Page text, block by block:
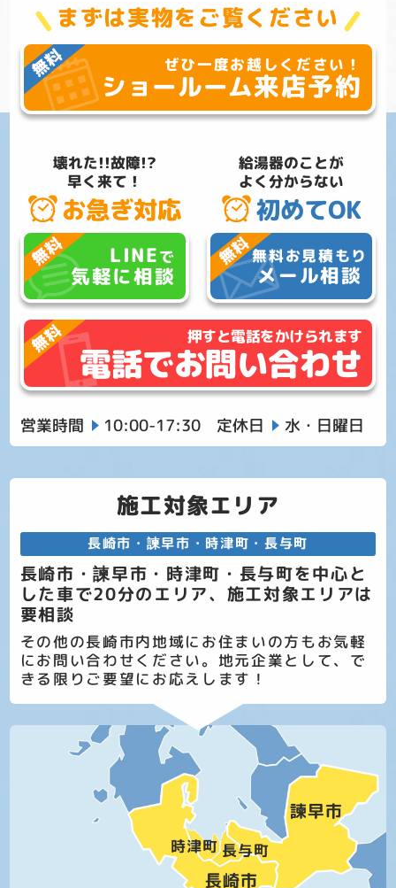
まずは実物をご覧ください
壊れた!!故障!?
早く来て！
お急ぎ対応
LINEで
気軽に相談
給湯器のことが
よく分からない
初めてOK
無料お見積もり
メール相談
ぜひ一度お越しください！
ショールーム来店予約
押すと電話をかけられます
電話でお問い合わせ
営業時間 10:00-17:30 定休日 水・日曜日
施工対象エリア
長崎市・諫早市・時津町・長与町
長崎市・諫早市・時津町・長与町を中心と
した車で20分のエリア、施工対象エリアは
要相談
その他の長崎市内地域にお住まいの方もお気軽
にお問い合わせください。地元企業として、で
きる限りご要望にお応えします！